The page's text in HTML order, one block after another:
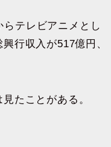
テレビアニメとし
行収入が517億円、
たことがある。